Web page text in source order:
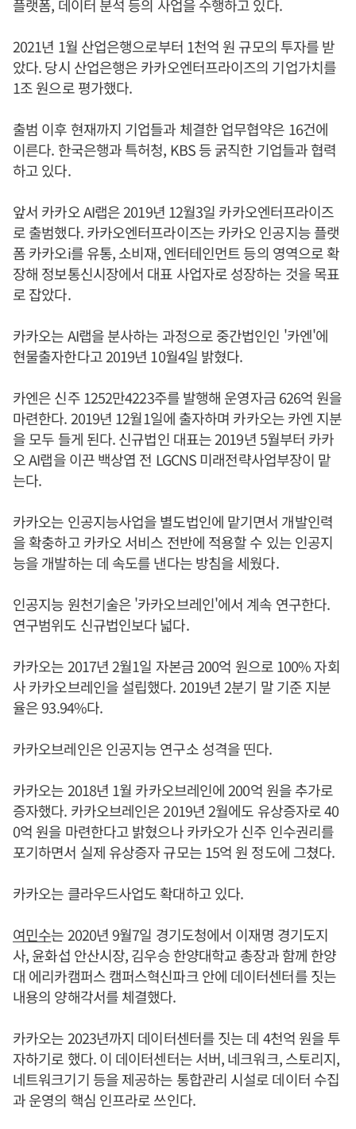
플랫폼, 데이터 분석 등의 사업을 수행하고 있다.
2021년 1월 산업은행으로부터 1천억 원 규모의 투자를 받
았다. 당시 산업은행은 카카오엔터프라이즈의 기업가치를
1조 원으로 평가했다.
출범 이후 현재까지 기업들과 체결한 업무협약은 16건에
이른다. 한국은행과 특허청, KBS 등 굵직한 기업들과 협력
하고 있다.
앞서 카카오 AI랩은 2019년 12월3일 카카오엔터프라이즈
로 출범했다. 카카오엔터프라이즈는 카카오 인공지능 플랫
폼 카카오i를 유통, 소비재, 엔터테인먼트 등의 영역으로 확
장해 정보통신시장에서 대표 사업자로 성장하는 것을 목표
로 잡았다.
카카오는 AI랩을 분사하는 과정으로 중간법인인 '카엔'에
현물출자한다고 2019년 10월4일 밝혔다.
카엔은 신주 1252만4223주를 발행해 운영자금 626억 원을
마련한다. 2019년 12월1일에 출자하며 카카오는 카엔 지분
을 모두 들게 된다. 신규법인 대표는 2019년 5월부터 카카
오 AI랩을 이끈 백상엽 전 LGCNS 미래전략사업부장이 맡
는다.
카카오는 인공지능사업을 별도법인에 맡기면서 개발인력
을 확충하고 카카오 서비스 전반에 적용할 수 있는 인공지
능을 개발하는 데 속도를 낸다는 방침을 세웠다.
인공지능 원천기술은 '카카오브레인'에서 계속 연구한다.
연구범위도 신규법인보다 넓다.
카카오는 2017년 2월1일 자본금 200억 원으로 100% 자회
사 카카오브레인을 설립했다. 2019년 2분기 말 기준 지분
율은 93.94%다.
카카오브레인은 인공지능 연구소 성격을 띤다.
카카오는 2018년 1월 카카오브레인에 200억 원을 추가로
증자했다. 카카오브레인은 2019년 2월에도 유상증자로 40
0억 원을 마련한다고 밝혔으나 카카오가 신주 인수권리를
포기하면서 실제 유상증자 규모는 15억 원 정도에 그쳤다.
카카오는 클라우드사업도 확대하고 있다.
여민수는 2020년 9월7일 경기도청에서 이재명 경기도지
사, 윤화섭 안산시장, 김우승 한양대학교 총장과 함께 한양
대 에리카캠퍼스 캠퍼스혁신파크 안에 데이터센터를 짓는
내용의 양해각서를 체결했다.
카카오는 2023년까지 데이터센터를 짓는 데 4천억 원을 투
자하기로 했다. 이 데이터센터는 서버, 네크워크, 스토리지,
네트워크기기 등을 제공하는 통합관리 시설로 데이터 수집
과 운영의 핵심 인프라로 쓰인다.